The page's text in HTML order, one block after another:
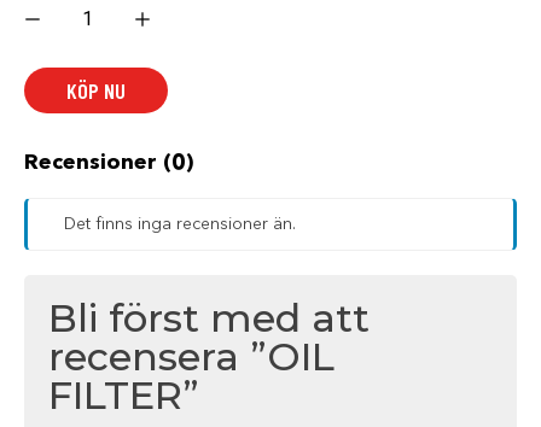
FILTER
KÖP NU
Recensioner (0)
Det finns inga recensioner än.
Bli först med att
recensera ”OIL
FILTER”